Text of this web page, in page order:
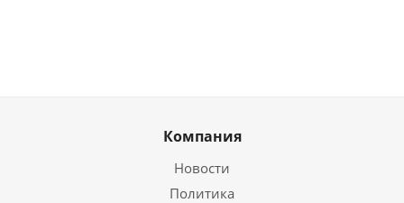
Компания
Новости
Политика